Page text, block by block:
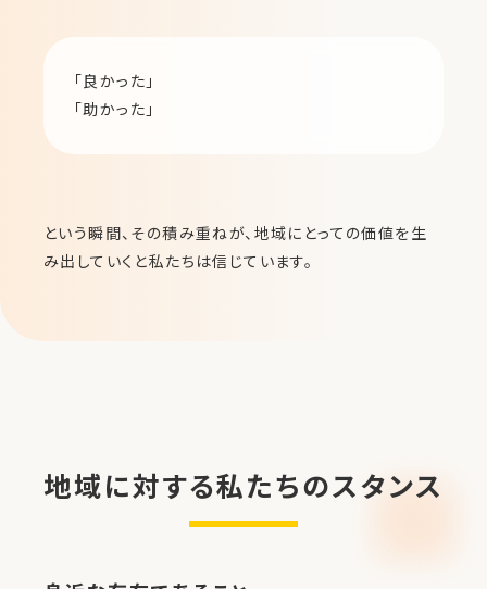
「良かった」
「助かった」
という瞬間、その積み重ねが、地域にとっての価値を生
み出していくと私たちは信じています。
地域に対する私たちのスタンス